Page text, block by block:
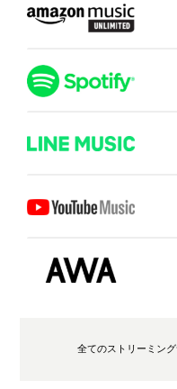
全てのストリーミン